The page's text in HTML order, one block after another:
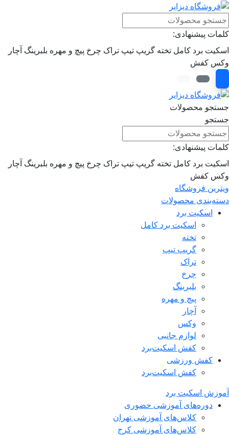
کلمات پیشنهادی:
اسکیت برد کامل تخته گریپ تیپ تراک چرخ پیچ و مهره بلبرینگ آچار
وکس کفش
جستجو محصولات
جستجو
کلمات پیشنهادی:
اسکیت برد کامل تخته گریپ تیپ تراک چرخ پیچ و مهره بلبرینگ آچار
وکس کفش
ویترین فروشگاه
دسته‌بندی محصولات
اسکیت برد
اسکیت برد کامل
تخته
گریپ تیپ
تراک
چرخ
بلبرینگ
پیچ و مهره
آچار
وکس
لوازم جانبی
کفش اسکیت‌برد
کفش ورزشی
کفش اسکیت‌برد
آموزش اسکیت برد
دوره‌های آموزشی حضوری
کلاس‌های آموزشی تهران
کلاس‌های آموزشی کرج